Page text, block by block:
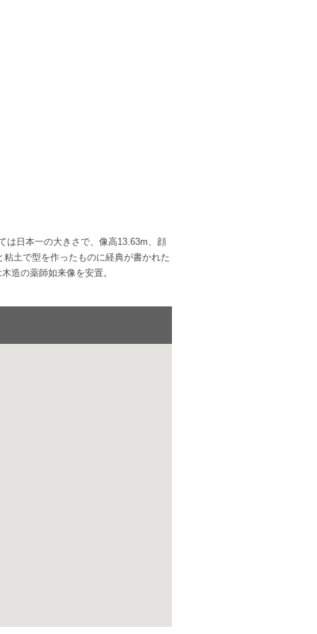
は日本一の大きさで、像高13.63m、顔
土で型を作ったものに経典が書かれた
造の薬師如来像を安置。